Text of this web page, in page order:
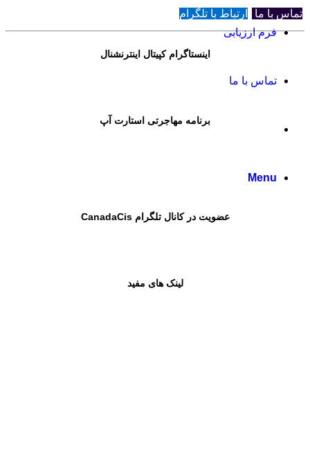
فرم ارزیابی
تماس با ما
Menu
تماس با ما ارتباط با تلگرام
اینستاگرام کپیتال اینترنشنال
برنامه مهاجرتی استارت آپ
عضویت در کانال تلگرام CanadaCis
لینک های مفید